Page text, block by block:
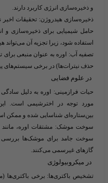
و ذخیره‌سازی انرژی کاربرد دارند.
ذخیره‌سازی هیدروژن: تحقیقات اخیر
حامل شیمیایی برای ذخیره‌سازی و
استفاده شود، زیرا تجزیه آن می‌تواند
تصفیه آب: اوره به عنوان منبعی برای
حذف نیترات‌ها) در برخی سیستم‌های
در علوم فضایی
حیات فرازمینی: اوره به دلیل
مورد توجه در اخترشیمی است.
بین‌ستاره‌ای شناسایی شده و ممکن
سوخت موشک: مشتقات اوره،
سوخت جامد برای موشک‌ها بررسی
گازهای غیرسمی می‌کنند.
در میکروبیولوژی
تشخیص باکتری‌ها: برخی باکتری‌ها